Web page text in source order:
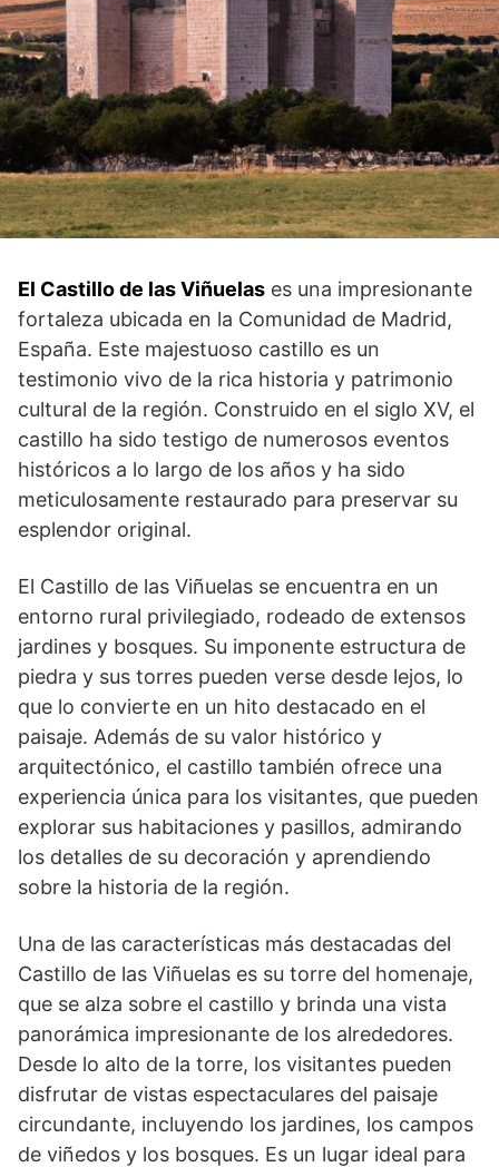
El Castillo de las Viñuelas es una impresionante
fortaleza ubicada en la Comunidad de Madrid,
España. Este​ majestuoso castillo‍ es un
testimonio vivo de la rica historia y patrimonio
cultural de la región. Construido en el siglo ⁣XV, el
castillo ha sido testigo⁣ de numerosos eventos
históricos a lo largo de los años y ha sido
meticulosamente restaurado para preservar su
esplendor original.
El Castillo de las Viñuelas se encuentra en un⁣
entorno rural privilegiado, ​rodeado de extensos
jardines y bosques. Su imponente⁣ estructura ‍de
piedra ‍y sus torres pueden verse desde lejos, ⁢lo
que⁤ lo convierte en un hito destacado en el
paisaje. Además de⁢ su ⁤valor histórico y
arquitectónico, el castillo‌ también ​ofrece una
experiencia única ⁣para ⁣los visitantes, ​que pueden
explorar sus ⁤habitaciones​ y pasillos, admirando
los detalles de su decoración y aprendiendo
sobre la historia de la región.
Una de las características más destacadas del
‌Castillo de las Viñuelas es su torre del homenaje,
que se alza ⁣sobre el castillo y brinda una ​vista
panorámica ⁣impresionante de los alrededores.
Desde lo alto de la ​torre, los visitantes pueden
disfrutar de vistas espectaculares del paisaje
‌circundante, incluyendo los jardines, ⁤los​ campos ​
de ⁣viñedos y ‌los bosques. Es un lugar ideal para⁣